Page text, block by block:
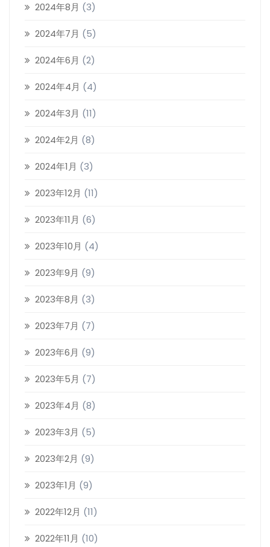
2024年8月 (3)
2024年7月 (5)
2024年6月 (2)
2024年4月 (4)
2024年3月 (11)
2024年2月 (8)
2024年1月 (3)
2023年12月 (11)
2023年11月 (6)
2023年10月 (4)
2023年9月 (9)
2023年8月 (3)
2023年7月 (7)
2023年6月 (9)
2023年5月 (7)
2023年4月 (8)
2023年3月 (5)
2023年2月 (9)
2023年1月 (9)
2022年12月 (11)
2022年11月 (10)